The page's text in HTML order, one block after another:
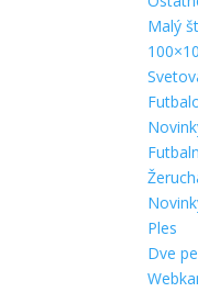
Malý
Ples
Dve